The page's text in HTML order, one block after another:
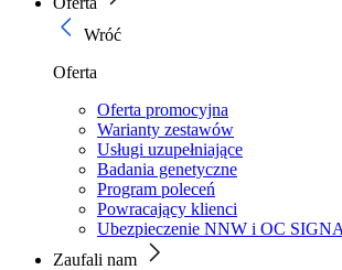
Wróć
Oferta
Oferta promocyjna
Warianty zestawów
Usługi uzupełniające
Badania genetyczne
Program poleceń
Powracający klienci
Ubezpieczenie NNW i OC
Zaufali nam